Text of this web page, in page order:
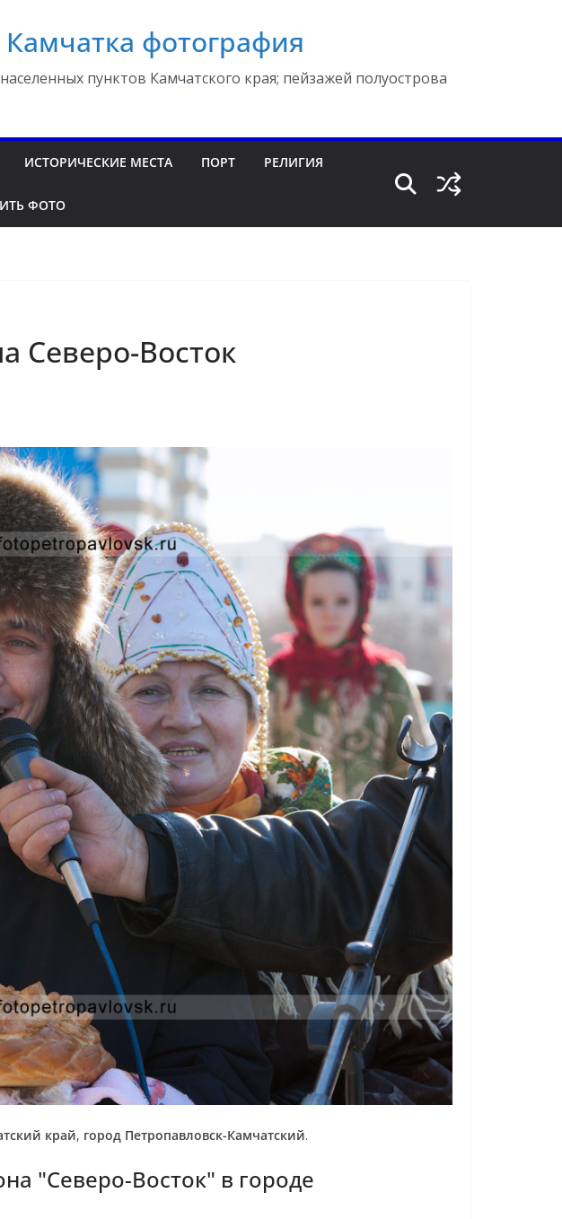
фотография
пунктов Камчатского края; пейзажей полуострова
ИСТОРИЧЕСКИЕ МЕСТА ПОРТ РЕЛИГИЯ
ФОТО
Северо-Восток
край, город Петропавловск-Камчатский.
"Северо-Восток" в городе